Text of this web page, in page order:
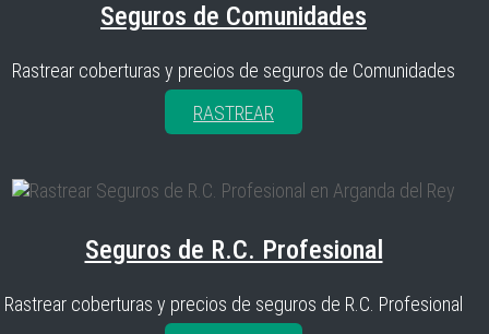
Seguros de Comunidades
Rastrear coberturas y precios de seguros de Comunidades
RASTREAR
Seguros de R.C. Profesional
Rastrear coberturas y precios de seguros de R.C. Profesional